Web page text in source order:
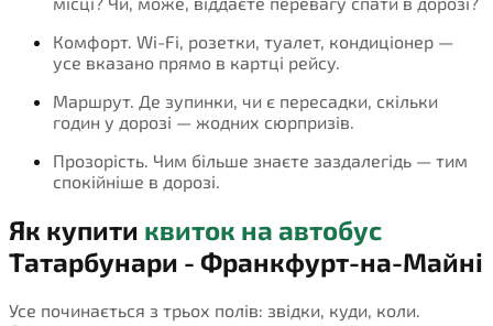
Комфорт. Wi-Fi, розетки, туалет, кондиціонер —
усе вказано прямо в картці рейсу.
Маршрут. Де зупинки, чи є пересадки, скільки
годин у дорозі — жодних сюрпризів.
Прозорість. Чим більше знаєте заздалегідь — тим
спокійніше в дорозі.
Як купити квиток на автобус
Татарбунари - Франкфурт-на-Майні
Усе починається з трьох полів: звідки, куди, коли.